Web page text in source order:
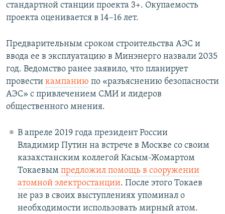
стандартной станции проекта 3+. Окупаемость
проекта оценивается в 14–16 лет.
Предварительным сроком строительства АЭС и
ввода ее в эксплуатацию в Минэнерго назвали 2035
год. Ведомство ранее заявило, что планирует
провести кампанию по «разъяснению безопасности
АЭС» с привлечением СМИ и лидеров
общественного мнения.
В апреле 2019 года президент России
Владимир Путин на встрече в Москве со своим
казахстанским коллегой Касым-Жомартом
Токаевым предложил помощь в сооружении
атомной электростанции. После этого Токаев
не раз в своих выступлениях упоминал о
необходимости использовать мирный атом.